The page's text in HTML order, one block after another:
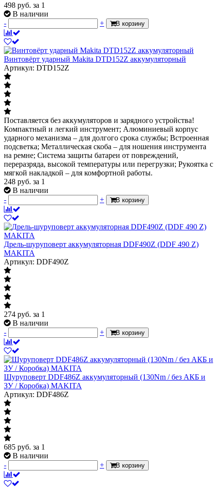
498 руб. за 1
В наличии
-
+ В корзину
Винтовёрт ударный Makita DTD152Z аккумуляторный
Артикул: DTD152Z
Поставляется без аккумуляторов и зарядного устройства!
Компактный и легкий инструмент; Алюминиевый корпус
ударного механизма – для долгого срока службы; Встроенная
подсветка; Металлическая скоба – для ношения инструмента
на ремне; Система защиты батареи от повреждений,
переразряда, высокой температуры или перегрузки; Рукоятка с
мягкой накладкой – для комфортной работы.
248 руб. за 1
В наличии
-
+ В корзину
Дрель-шуруповерт аккумуляторная DDF490Z (DDF 490 Z)
MAKITA
Артикул: DDF490Z
274 руб. за 1
В наличии
-
+ В корзину
Шуруповерт DDF486Z аккумуляторный (130Nm / без АКБ и
ЗУ / Коробка) MAKITA
Артикул: DDF486Z
685 руб. за 1
В наличии
-
+ В корзину